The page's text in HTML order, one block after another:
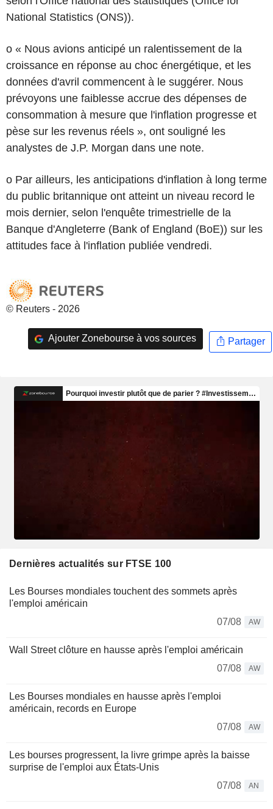
National Statistics (ONS)).
o « Nous avions anticipé un ralentissement de la
croissance en réponse au choc énergétique, et les
données d'avril commencent à le suggérer. Nous
prévoyons une faiblesse accrue des dépenses de
consommation à mesure que l'inflation progresse et
pèse sur les revenus réels », ont souligné les
analystes de J.P. Morgan dans une note.
o Par ailleurs, les anticipations d'inflation à long terme
du public britannique ont atteint un niveau record le
mois dernier, selon l'enquête trimestrielle de la
Banque d'Angleterre (Bank of England (BoE)) sur les
attitudes face à l'inflation publiée vendredi.
© Reuters - 2026
Ajouter Zonebourse à vos sources Partager
Dernières actualités sur FTSE 100
Les Bourses mondiales touchent des sommets après
l'emploi américain
07/08
AW
Wall Street clôture en hausse après l'emploi américain
07/08
AW
Les Bourses mondiales en hausse après l'emploi
américain, records en Europe
07/08
AW
Les bourses progressent, la livre grimpe après la baisse
surprise de l'emploi aux États-Unis
07/08
AN